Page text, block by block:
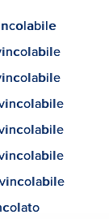
a
di